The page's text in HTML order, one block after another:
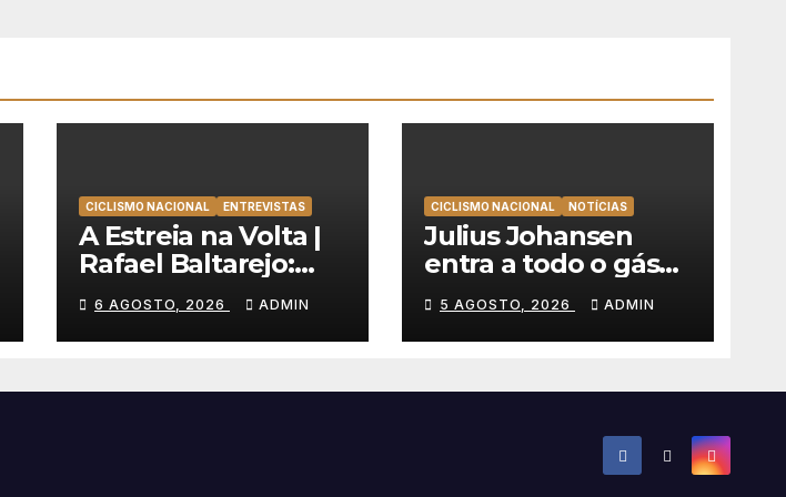
CICLISMO NACIONAL ENTREVISTAS
A Estreia na Volta |
Rafael Baltarejo:
“Participar na Volta
a Portugal é o
sonho de qualquer
6 AGOSTO, 2026 ADMIN
CICLISMO NACIONAL NOTÍCIAS
Julius Johansen
entra a todo o gás
na Volta a Portugal
e lidera dobradinha
da UAE Team
5 AGOSTO, 2026 ADMIN